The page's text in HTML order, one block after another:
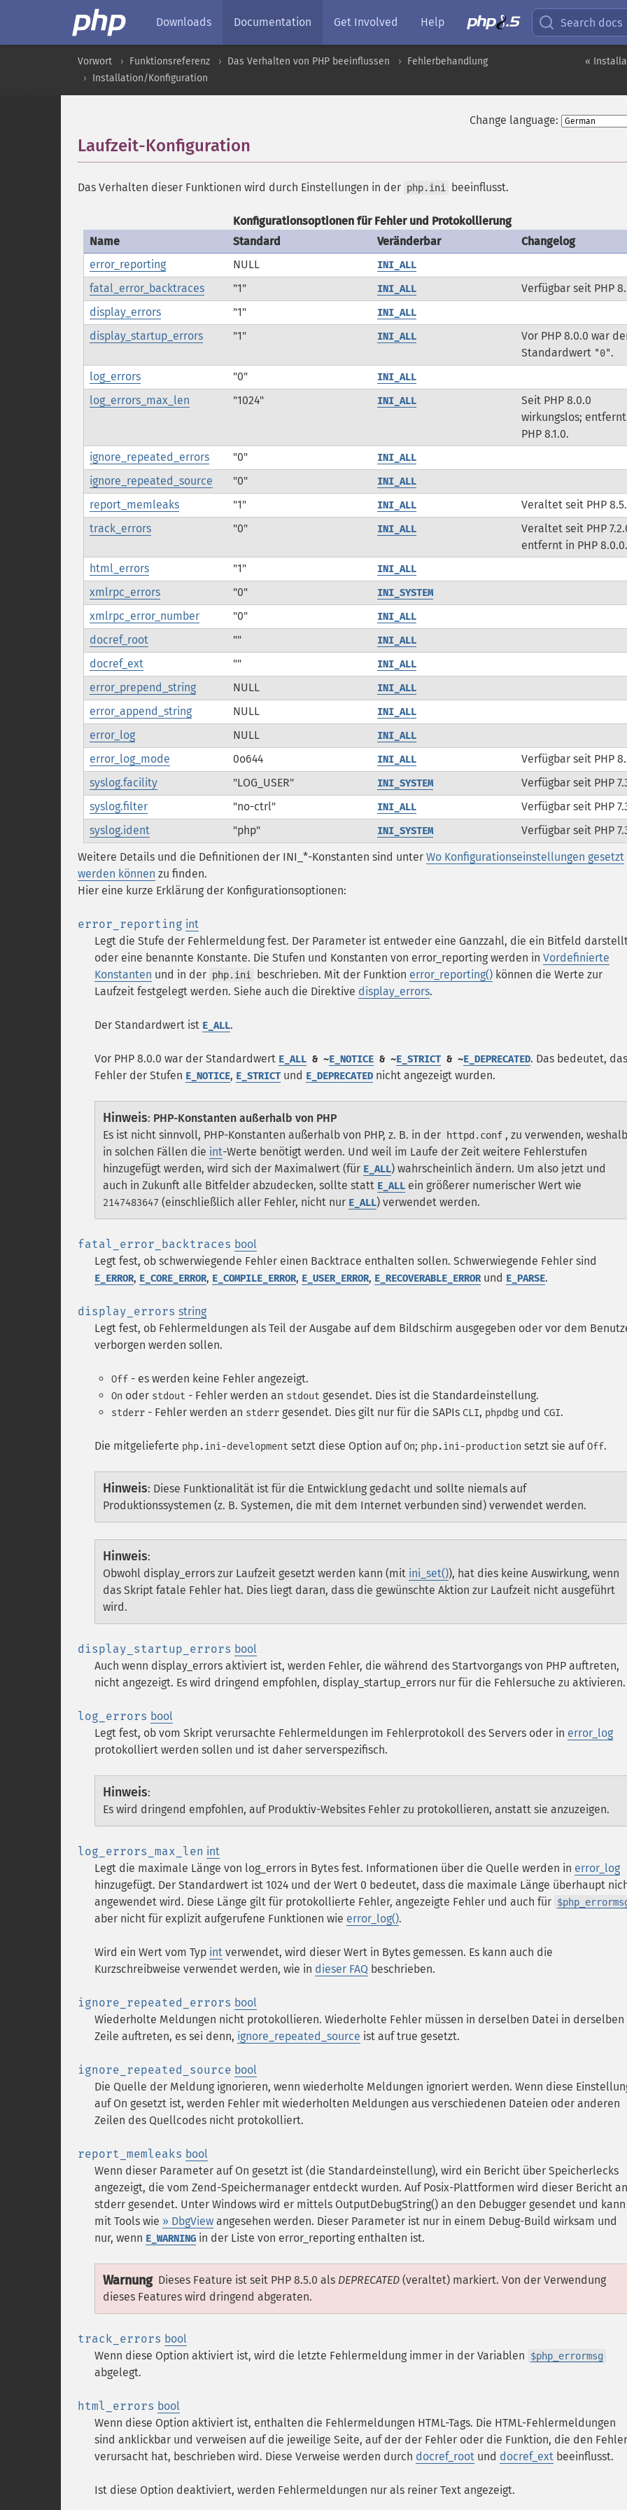
Downloads Documentation Get Involved Help Search docs
«
Vorwort Funktionsreferenz Das Verhalten von PHP beeinflussen
Fehlerbehandlung
Installation/Konfiguration
Change language:
Laufzeit-Konfiguration
Das Verhalten dieser Funktionen wird durch Einstellungen in der php.ini beeinflusst.
Konfigurationsoptionen für Fehler und Protokollierung
Name
Standard Veränderbar
Changelog
error_reporting
NULL INI_ALL
fatal_error_backtraces "1" INI_ALL
Verfügbar seit PHP
display_errors
"1" INI_ALL
display_startup_errors "1" INI_ALL
Vor PHP 8.0.0 war
Standardwert "0".
log_errors
"0" INI_ALL
log_errors_max_len "1024" INI_ALL
Seit PHP 8.0.0
wirkungslos;
PHP 8.1.0.
ignore_repeated_errors
"0" INI_ALL
ignore_repeated_source "0" INI_ALL
report_memleaks "1" INI_ALL
Veraltet seit PHP
track_errors
"0" INI_ALL
Veraltet seit PHP
entfernt in PHP
html_errors
"1" INI_ALL
xmlrpc_errors "0" INI_SYSTEM
xmlrpc_error_number "0" INI_ALL
docref_root "" INI_ALL
docref_ext "" INI_ALL
error_prepend_string NULL INI_ALL
error_append_string NULL INI_ALL
error_log NULL INI_ALL
error_log_mode 0o644 INI_ALL
Verfügbar seit PHP
syslog.facility
"LOG_USER" INI_SYSTEM
Verfügbar seit PHP
syslog.filter
"no-ctrl" INI_ALL
Verfügbar seit PHP
syslog.ident
"php" INI_SYSTEM Verfügbar seit PHP
Weitere Details und die Definitionen der INI_*-Konstanten sind unter Wo Konfigurationseinstellungen gesetzt
werden können zu finden.
Hier eine kurze Erklärung der Konfigurationsoptionen:
error_reporting int
Legt die Stufe der Fehlermeldung fest. Der Parameter ist entweder eine Ganzzahl, die ein Bitfeld
oder eine benannte Konstante. Die Stufen und Konstanten von error_reporting werden in Vordefinierte
Konstanten und in der php.ini beschrieben. Mit der Funktion error_reporting() können die Werte zur
Laufzeit festgelegt werden. Siehe auch die Direktive display_errors.
Der Standardwert ist E_ALL.
Vor PHP 8.0.0 war der Standardwert E_ALL & ~E_NOTICE & ~E_STRICT & ~E_DEPRECATED. Das bedeutet,
Fehler der Stufen E_NOTICE, E_STRICT und E_DEPRECATED nicht angezeigt wurden.
Hinweis: PHP-Konstanten außerhalb von PHP
Es ist nicht sinnvoll, PHP-Konstanten außerhalb von PHP, z. B. in der
httpd.conf , zu verwenden, weshalb
in solchen Fällen die int-Werte benötigt werden. Und weil im Laufe der Zeit weitere Fehlerstufen
hinzugefügt werden, wird sich der Maximalwert (für E_ALL) wahrscheinlich ändern. Um also jetzt und
auch in Zukunft alle Bitfelder abzudecken, sollte statt E_ALL ein größerer numerischer Wert wie
2147483647 (einschließlich aller Fehler, nicht nur E_ALL) verwendet werden.
fatal_error_backtraces bool
Legt fest, ob schwerwiegende Fehler einen Backtrace enthalten sollen. Schwerwiegende Fehler sind
E_ERROR, E_CORE_ERROR, E_COMPILE_ERROR, E_USER_ERROR, E_RECOVERABLE_ERRORund E_PARSE.
display_errors string
Legt fest, ob Fehlermeldungen als Teil der Ausgabe auf dem Bildschirm ausgegeben oder vor dem
verborgen werden sollen.
Off - es werden keine Fehler angezeigt.
On oder stdout - Fehler werden an stdout gesendet. Dies ist die Standardeinstellung.
stderr - Fehler werden an stderr gesendet. Dies gilt nur für die SAPIs CLI, phpdbg und CGI.
Die mitgelieferte php.ini-development setzt diese Option aufOn; php.ini-production setzt sie aufOff.
Hinweis: Diese Funktionalität ist für die Entwicklung gedacht und sollte niemals auf
Produktionssystemen (z. B. Systemen, die mit dem Internet verbunden sind) verwendet werden.
Hinweis:
Obwohl display_errors zur Laufzeit gesetzt werden kann (mit ini_set()), hat dies keine Auswirkung, wenn
das Skript fatale Fehler hat. Dies liegt daran, dass die gewünschte Aktion zur Laufzeit nicht ausgeführt
wird.
display_startup_errors bool
Auch wenn display_errors aktiviert ist, werden Fehler, die während des Startvorgangs von PHP auftreten,
nicht angezeigt. Es wird dringend empfohlen, display_startup_errors nur für die Fehlersuche zu aktivieren.
log_errors bool
Legt fest, ob vom Skript verursachte Fehlermeldungen im Fehlerprotokoll des Servers oder in error_log
protokolliert werden sollen und ist daher serverspezifisch.
Hinweis:
Es wird dringend empfohlen, auf Produktiv-Websites Fehler zu protokollieren, anstatt sie anzuzeigen.
log_errors_max_len int
Legt die maximale Länge von log_errors in Bytes fest. Informationen über die Quelle werden in error_log
hinzugefügt. Der Standardwert ist 1024 und der Wert 0 bedeutet, dass die maximale Länge überhaupt
angewendet wird. Diese Länge gilt für protokollierte Fehler, angezeigte Fehler und auch für
aber nicht für explizit aufgerufene Funktionen wie error_log().
Wird ein Wert vom Typ int verwendet, wird dieser Wert in Bytes gemessen. Es kann auch die
Kurzschreibweise verwendet werden, wie in dieser FAQ beschrieben.
ignore_repeated_errors bool
Wiederholte Meldungen nicht protokollieren. Wiederholte Fehler müssen in derselben Datei in derselben
Zeile auftreten, es sei denn, ignore_repeated_source ist auf true gesetzt.
ignore_repeated_source bool
Die Quelle der Meldung ignorieren, wenn wiederholte Meldungen ignoriert werden. Wenn diese
auf On gesetzt ist, werden Fehler mit wiederholten Meldungen aus verschiedenen Dateien oder anderen
Zeilen des Quellcodes nicht protokolliert.
report_memleaks bool
Wenn dieser Parameter auf On gesetzt ist (die Standardeinstellung), wird ein Bericht über Speicherlecks
angezeigt, die vom Zend-Speichermanager entdeckt wurden. Auf Posix-Plattformen wird dieser Bericht an
stderr gesendet. Unter Windows wird er mittels OutputDebugString() an den Debugger gesendet und kann
mit Tools wie » DbgView angesehen werden. Dieser Parameter ist nur in einem Debug-Build wirksam und
nur, wenn E_WARNING in der Liste von error_reporting enthalten ist.
Warnung Dieses Feature ist seit PHP 8.5.0 als DEPRECATED (veraltet) markiert. Von der Verwendung
dieses Features wird dringend abgeraten.
track_errors bool
Wenn diese Option aktiviert ist, wird die letzte Fehlermeldung immer in der Variablen
$php_errormsg
abgelegt.
html_errors bool
Wenn diese Option aktiviert ist, enthalten die Fehlermeldungen HTML-Tags. Die HTML-Fehlermeldungen
sind anklickbar und verweisen auf die jeweilige Seite, auf der der Fehler oder die Funktion, die den Fehler
verursacht hat, beschrieben wird. Diese Verweise werden durch docref_root und docref_ext beeinflusst.
Ist diese Option deaktiviert, werden Fehlermeldungen nur als reiner Text angezeigt.